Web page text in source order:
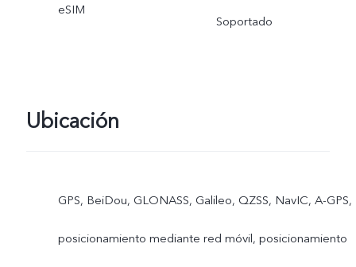
eSIM
Soportado
Ubicación
GPS, BeiDou, GLONASS, Galileo, QZSS, NavIC, A-GPS,
posicionamiento mediante red móvil, posicionamiento